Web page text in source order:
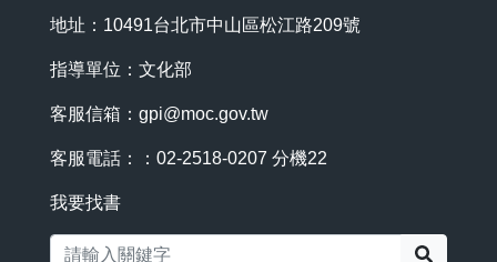
地址：10491台北市中山區松江路209號
指導單位：文化部
客服信箱： gpi@moc.gov.tw
客服電話：：02-2518-0207 分機22
我要找書